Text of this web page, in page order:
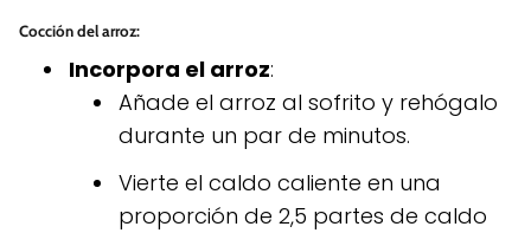
Cocción del arroz:
Incorpora el arroz:
Añade el arroz al sofrito y rehógalo
durante un par de minutos.
Vierte el caldo caliente en una
proporción de 2,5 partes de caldo